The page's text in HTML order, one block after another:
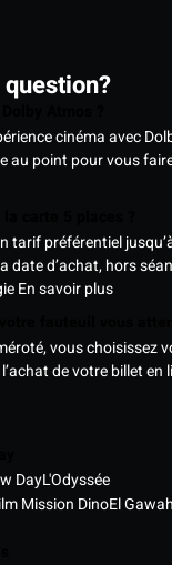
question?
cinéma avec
au point pour vous
tarif préférentiel
date d’achat, hors
En savoir plus
vous choisissez
de votre billet en
DayL'Odyssée
Mission Dino